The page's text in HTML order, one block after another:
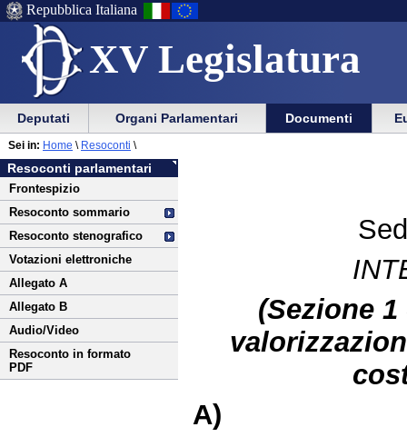
XV Legislatura
Menu
di
ausilio
alla
navigazione
Vai
Menu
di
navigazione
principale
Repubblica Italiana
Menu
di
navigazione
principale
Vai
menu
di
sezione
Deputati Organi Parlamentari Documenti
Vai
al
contenuto
Resoconti parlamentari
Frontespizio
Resoconto sommario
Resoconto stenografico
Votazioni elettroniche
Allegato A
Allegato B
Audio/Video
Resoconto in formato
PDF
Sei in: Home \ Resoconti \
(Sezione
A)